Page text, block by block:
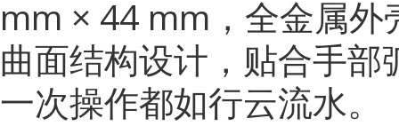
mm × 44 mm，全金属外
曲面结构设计，贴合手
一次操作都如行云流水。